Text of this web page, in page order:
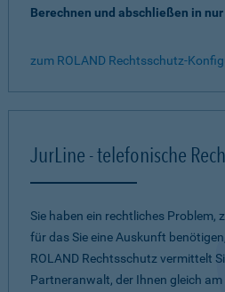
Berechnen und abschließen in
zum ROLAND Rechtsschutz-
JurLine - telefonische
Sie haben ein rechtliches Problem,
für das Sie eine Auskunft
ROLAND Rechtsschutz vermittelt
Partneranwalt, der Ihnen gleich am